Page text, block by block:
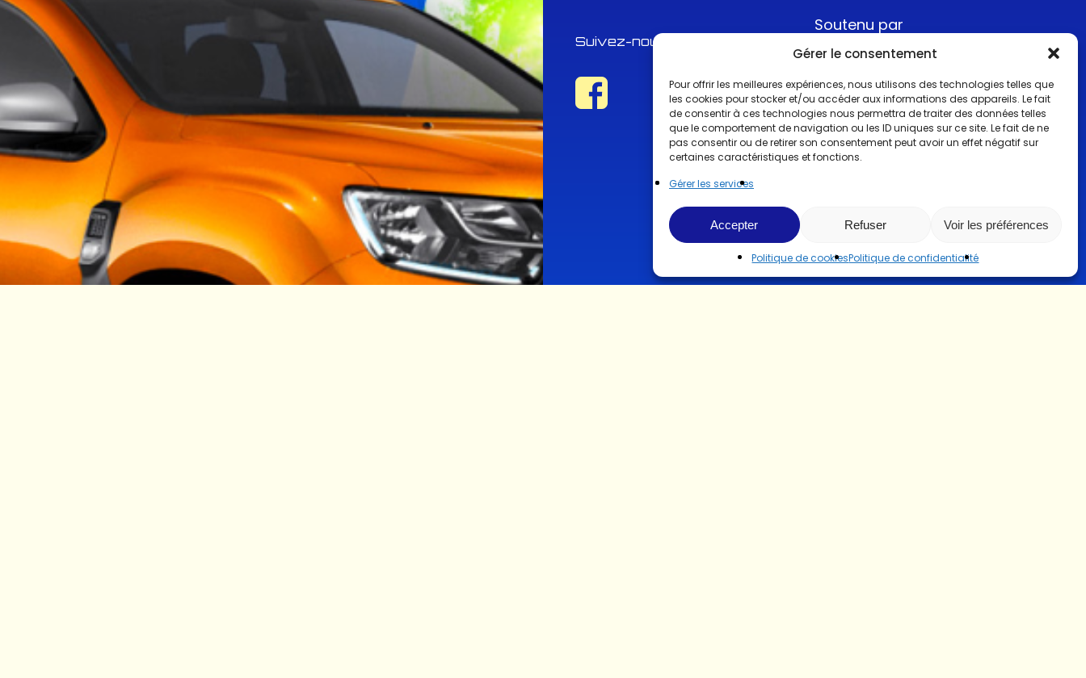
Gérer le consentement
Pour offrir les meilleures expériences, nous utilisons des technologies telles que
les cookies pour stocker et/ou accéder aux informations des appareils. Le fait
de consentir à ces technologies nous permettra de traiter des données telles
que le comportement de navigation ou les ID uniques sur ce site. Le fait de ne
pas consentir ou de retirer son consentement peut avoir un effet négatif sur
certaines caractéristiques et fonctions.
Gérer les services
Accepter Refuser Voir les préférences
Politique de cookiesPolitique de confidentialité
Suivez-nous !
Soutenu par
@2022CopyrightTurboCar